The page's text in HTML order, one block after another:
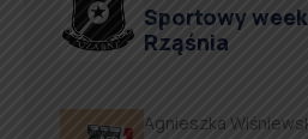
Sportowy
Rząśnia
Agnieszka